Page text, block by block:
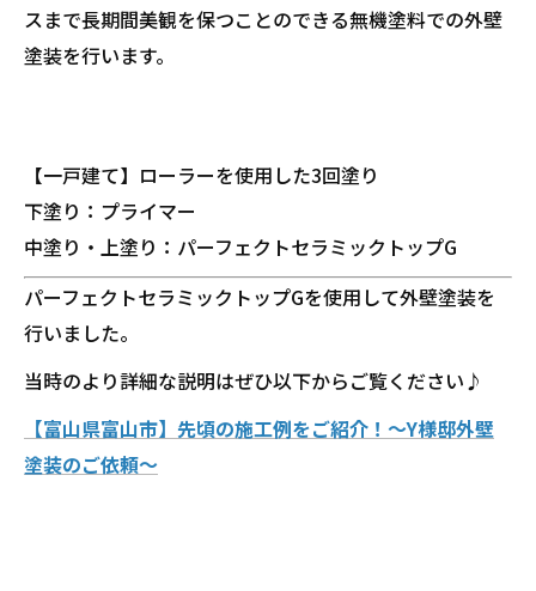
スまで長期間美観を保つことのできる無機塗料での外壁
塗装を行います。
【一戸建て】ローラーを使用した3回塗り
下塗り：プライマー
中塗り・上塗り：パーフェクトセラミックトップG
パーフェクトセラミックトップGを使用して外壁塗装を
行いました。
当時のより詳細な説明はぜひ以下からご覧ください♪
【富山県富山市】先頃の施工例をご紹介！～Y様邸外壁
塗装のご依頼～